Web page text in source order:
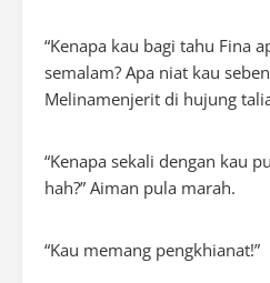
“Kenapa kau bagi tahu Fina
semalam? Apa niat kau
Melinamenjerit di hujung
“Kenapa sekali dengan kau
hah?” Aiman pula marah.
“Kau memang pengkhianat!”